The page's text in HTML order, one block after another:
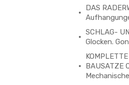
DAS
SCHLAG-
Glocken.
BAUSATZE
Mechanische